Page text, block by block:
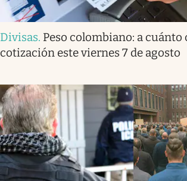
Divisas. Peso colombiano: a cuánto
cotización este viernes 7 de agosto